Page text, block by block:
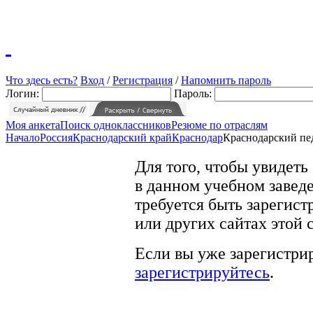
Что здесь есть? Вход /Регистрация /Напомнить пароль
Логин:
Пароль:
Моя анкетаПоиск одноклассниковРезюме по отраслям
НачалоРоссияКраснодарский крайКраснодарКраснодарский
Для того, чтобы
в данном учебном
требуется быть
или других сайтах этой
Если вы уже
зарегистрируйтесь.